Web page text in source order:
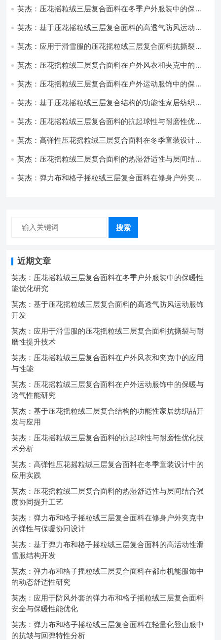
英杰：压花摇粒绒三层复合面料在冬季户外服装中的保暖
英杰：基于压花摇粒绒三层复合面料的高透气防风运动服
英杰：应用于滑雪服的压花摇粒绒三层复合面料抗撕裂与
英杰：压花摇粒绒三层复合面料在户外风衣和夹克中的应
英杰：压花摇粒绒三层复合面料在户外运动服饰中的保暖
英杰：基于压花摇粒绒三层复合结构的功能性家居纺织品
英杰：压花摇粒绒三层复合面料的抗起球性与耐磨性优化
英杰：高弹性压花摇粒绒三层复合面料在冬季童装设计中
英杰：压花摇粒绒三层复合面料的热湿舒适性与层间结合
英杰：弹力布和格子摇粒绒三层复合面料在修身户外夹克
搜索
近期文章
英杰：压花摇粒绒三层复合面料在冬季户外服装中的保暖性
能优化研究
英杰：基于压花摇粒绒三层复合面料的高透气防风运动服饰
开发
英杰：应用于滑雪服的压花摇粒绒三层复合面料抗撕裂与耐
磨性提升技术
英杰：压花摇粒绒三层复合面料在户外风衣和夹克中的应用
与性能
英杰：压花摇粒绒三层复合面料在户外运动服饰中的保暖与
透气性能研究
英杰：基于压花摇粒绒三层复合结构的功能性家居纺织品开
发与应用
英杰：压花摇粒绒三层复合面料的抗起球性与耐磨性优化技
术分析
英杰：高弹性压花摇粒绒三层复合面料在冬季童装设计中的
应用实践
英杰：压花摇粒绒三层复合面料的热湿舒适性与层间结合强
度协同提升工艺
英杰：弹力布和格子摇粒绒三层复合面料在修身户外夹克中
的弹性与保暖协同设计
英杰：基于弹力布和格子摇粒绒三层复合面料的高活动性滑
雪服结构开发
英杰：弹力布和格子摇粒绒三层复合面料在都市机能服饰中
的动态舒适性研究
英杰：应用于防风外套的弹力布和格子摇粒绒三层复合面料
安全与保暖性能优化
英杰：弹力布和格子摇粒绒三层复合面料在轻量化登山服中
的抗皱与回弹特性分析